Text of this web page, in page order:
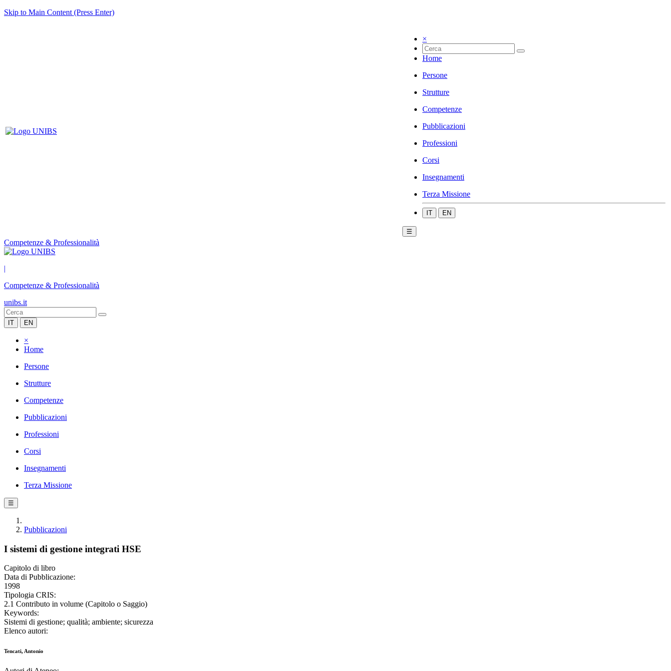
Skip to Main Content (Press Enter)
×
Home
Persone
Strutture
Competenze
Pubblicazioni
Professioni
Corsi
Insegnamenti
Terza Missione
IT EN
☰
Competenze & Professionalità
|
Competenze & Professionalità
unibs.it
IT EN
×
Home
Persone
Strutture
Competenze
Pubblicazioni
Professioni
Corsi
Insegnamenti
Terza Missione
☰
Pubblicazioni
I sistemi di gestione integrati HSE
Capitolo di libro
Data di Pubblicazione:
1998
Tipologia CRIS:
2.1 Contributo in volume (Capitolo o Saggio)
Keywords:
Sistemi di gestione; qualità; ambiente; sicurezza
Elenco autori:
Tencati, Antonio